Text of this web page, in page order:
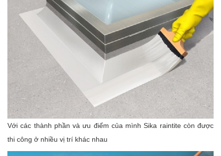
Với các thành phần và ưu điểm của mình Sika raintite còn được
thi công ở nhiều vị trí khác nhau